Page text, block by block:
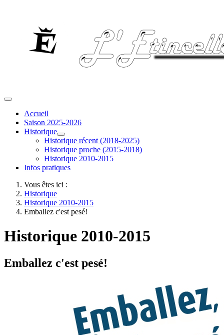
Accueil
Saison 2025-2026
Historique
Historique récent (2018-2025)
Historique proche (2015-2018)
Historique 2010-2015
Infos pratiques
Vous êtes ici :
Historique
Historique 2010-2015
Emballez c'est pesé!
Historique 2010-2015
Emballez c'est pesé!